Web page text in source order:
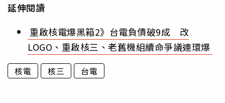
延伸閱讀
重啟核電爆黑箱2》台電負債破9成 改
LOGO、重啟核三、老舊機組續命爭議連環爆
核電 核三 台電